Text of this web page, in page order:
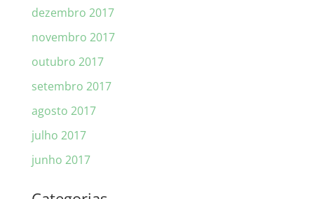
dezembro 2017
novembro 2017
outubro 2017
setembro 2017
agosto 2017
julho 2017
junho 2017